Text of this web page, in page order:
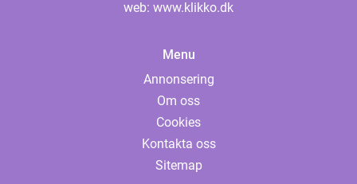
web: www.klikko.dk
Menu
Annonsering
Om oss
Cookies
Kontakta oss
Sitemap